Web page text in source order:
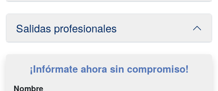
Salidas profesionales
¡Infórmate ahora sin compromiso!
Nombre